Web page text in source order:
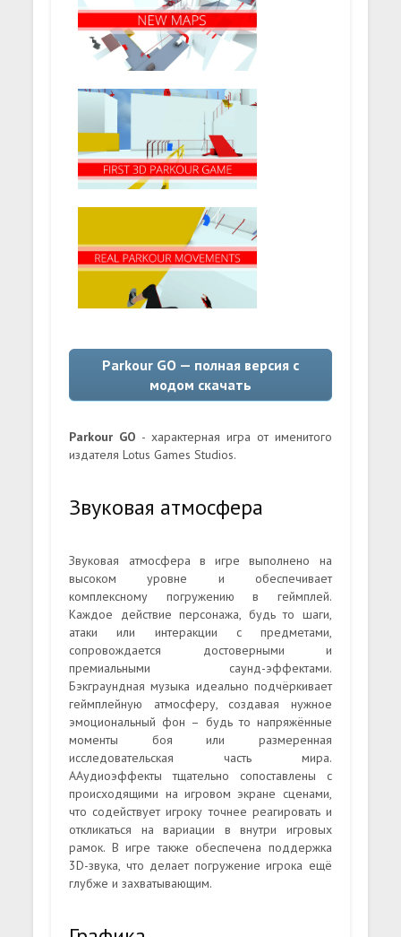
Parkour GO — полная версия с
модом скачать
Parkour GO - характерная игра от именитого
издателя Lotus Games Studios.
Звуковая атмосфера
Звуковая атмосфера в игре выполнено на
высоком уровне и обеспечивает
комплексному погружению в геймплей.
Каждое действие персонажа, будь то шаги,
атаки или интеракции с предметами,
сопровождается достоверными и
премиальными саунд-эффектами.
Бэкграундная музыка идеально подчёркивает
геймплейную атмосферу, создавая нужное
эмоциональный фон – будь то напряжённые
моменты боя или размеренная
исследовательская часть мира.
ААудиоэффекты тщательно сопоставлены с
происходящими на игровом экране сценами,
что содействует игроку точнее реагировать и
откликаться на вариации в внутри игровых
рамок. В игре также обеспечена поддержка
3D-звука, что делает погружение игрока ещё
глубже и захватывающим.